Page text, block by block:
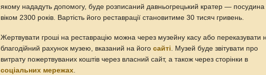
якому нададуть допомогу, буде розписаний давньогрецький кратер —
віком 2300 років. Вартість його реставрації становитиме 30 тисяч гривень.
Жертвувати гроші на реставрацію можна через музейну касу або переказувати
благодійний рахунок музею, вказаний на йогосайті . Музей буде звітувати про
витрату пожертвуваних коштів через власний сайт, а також через сторінки в
соціальних мережах